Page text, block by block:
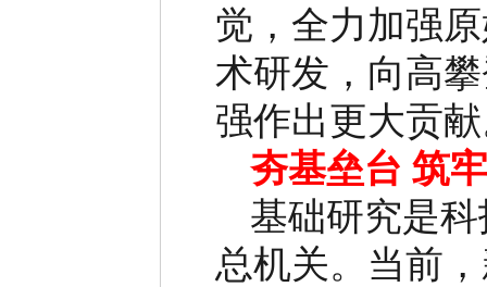
觉，全力加强
术研发，向高
强作出更大贡
夯基垒台 筑
基础研究是
总机关。当前